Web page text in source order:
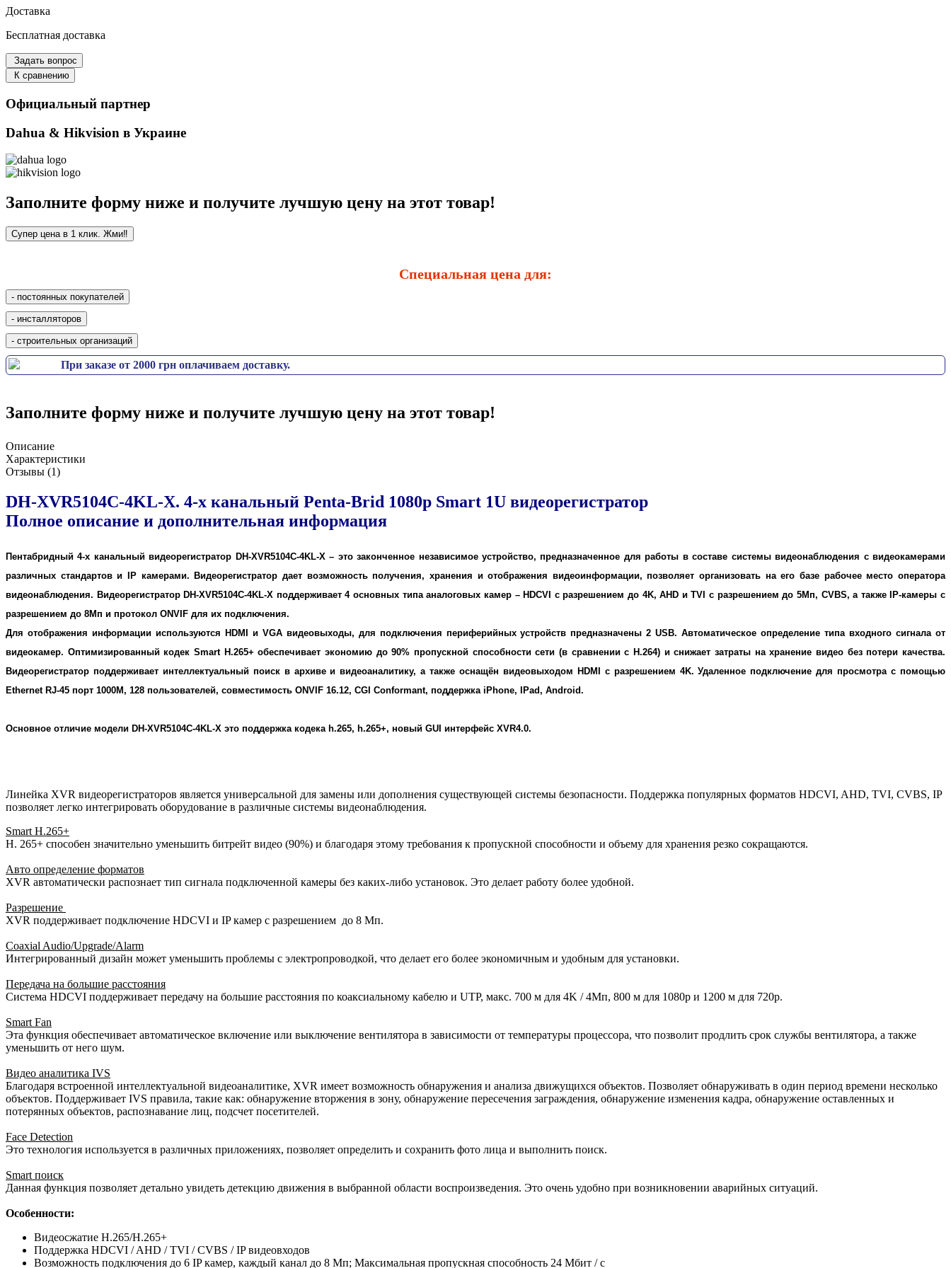
Доставка
Бесплатная доставка
Задать вопрос
К сравнению
Официальный партнер
Dahua & Hikvision в Украине
Заполните форму ниже и получите лучшую цену на этот товар!
Специальная цена для:
При заказе от 2000 грн оплачиваем доставку.
Заполните форму ниже и получите лучшую цену на этот товар!
Описание
Характеристики
Отзывы (1)
DH-XVR5104C-4KL-X. 4-х канальный Penta-Brid 1080p Smart 1U видеорегистратор
Полное описание и дополнительная информация
Пентабридный 4-х канальный видеорегистратор DH-XVR5104C-4KL-X – это законченное независимое устройство, предназначенное для работы в составе системы видеонаблюдения с видеокамерами
различных стандартов и IP камерами. Видеорегистратор дает возможность получения, хранения и отображения видеоинформации, позволяет организовать на его базе рабочее место оператора
видеонаблюдения. Видеорегистратор DH-XVR5104C-4KL-X поддерживает 4 основных типа аналоговых камер – HDCVI с разрешением до 4K, AHD и TVI с разрешением до 5Мп, CVBS, а также IP-камеры с
разрешением до 8Мп и протокол ONVIF для их подключения.
Для отображения информации используются HDMI и VGA видеовыходы, для подключения периферийных устройств предназначены 2 USB. Автоматическое определение типа входного сигнала от
видеокамер. Оптимизированный кодек Smart H.265+ обеспечивает экономию до 90% пропускной способности сети (в сравнении с H.264) и снижает затраты на хранение видео без потери качества.
Видеорегистратор поддерживает интеллектуальный поиск в архиве и видеоаналитику, а также оснащён видеовыходом HDMI с разрешением 4K. Удаленное подключение для просмотра с помощью
Ethernet RJ-45 порт 1000M, 128 пользователей, совместимость ONVIF 16.12, CGI Conformant, поддержка iPhone, IPad, Android.
Основное отличие модели DH-XVR5104C-4KL-X это поддержка кодека h.265, h.265+, новый GUI интерфейс XVR4.0.
Линейка XVR видеорегистраторов является универсальной для замены или дополнения существующей системы безопасности. Поддержка популярных форматов HDCVI, AHD, TVI, CVBS, IP
позволяет легко интегрировать оборудование в различные системы видеонаблюдения.
Smart H.265+
H. 265+ способен значительно уменьшить битрейт видео (90%) и благодаря этому требования к пропускной способности и объему для хранения резко сокращаются.
Авто определение форматов
XVR автоматически распознает тип сигнала подключенной камеры без каких-либо установок. Это делает работу более удобной.
Разрешение
XVR поддерживает подключение HDCVI и IP камер с разрешением до 8 Мп.
Coaxial Audio/Upgrade/Alarm
Интегрированный дизайн может уменьшить проблемы с электропроводкой, что делает его более экономичным и удобным для установки.
Передача на большие расстояния
Система HDCVI поддерживает передачу на большие расстояния по коаксиальному кабелю и UTP, макс. 700 м для 4K / 4Mп, 800 м для 1080p и 1200 м для 720p.
Smart Fan
Эта функция обеспечивает автоматическое включение или выключение вентилятора в зависимости от температуры процессора, что позволит продлить срок службы вентилятора, а также
уменьшить от него шум.
Видео аналитика IVS
Благодаря встроенной интеллектуальной видеоаналитике, XVR имеет возможность обнаружения и анализа движущихся объектов. Позволяет обнаруживать в один период времени несколько
объектов. Поддерживает IVS правила, такие как: обнаружение вторжения в зону, обнаружение пересечения заграждения, обнаружение изменения кадра, обнаружение оставленных и
потерянных объектов, распознавание лиц, подсчет посетителей.
Face Detection
Это технология используется в различных приложениях, позволяет определить и сохранить фото лица и выполнить поиск.
Smart поиск
Данная функция позволяет детально увидеть детекцию движения в выбранной области воспроизведения. Это очень удобно при возникновении аварийных ситуаций.
Особенности:
Видеосжатие H.265/H.265+
Поддержка HDCVI / AHD / TVI / CVBS / IP видеовходов
Возможность подключения до 6 IP камер, каждый канал до 8 Мп; Максимальная пропускная способность 24 Мбит / с